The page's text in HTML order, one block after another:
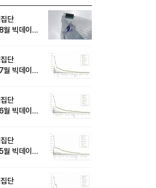
단
월 빅데이터
단
월 빅데이터
단
월 빅데이터
단
월 빅데이터